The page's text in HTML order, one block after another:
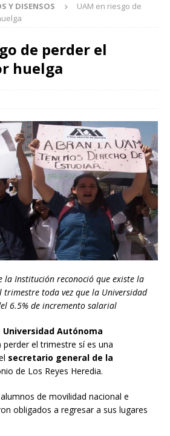
Y DISENSOS
UAM en riesgo de
de perder el
huelga
la Institución reconoció que existe la
toda vez que la Universidad
6.5% de incremento salarial
Universidad Autónoma
perder el trimestre sí es una
secretario general de la
de Los Reyes Heredia.
de movilidad nacional e
obligados a regresar a sus lugares